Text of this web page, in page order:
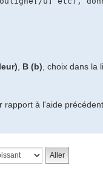
B (b) , choix dans
à l'aide